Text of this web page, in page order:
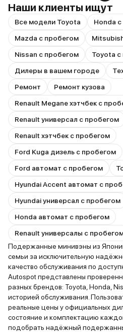
Наши клиенты ищут
Все модели Toyota
Honda
Mazda с пробегом
Nissan с пробегом
Toyota
Дилеры в вашем городе
Ремонт
Ремонт кузова
Renault Megane хэтчбек с
Renault универсал с пробегом
Renault хэтчбек с пробегом
Ford Kuga дизель с пробегом
Ford автомат с пробегом
Hyundai Accent автомат с
Hyundai универсал с пробегом
Honda автомат с пробегом
Renault универсалы с
Подержанные минивэны из
семьи за исключительную
качество обслуживания по
Autospot представлены
разных брендов: Toyota, Honda,
историей обслуживания.
реальные цены у официальных
состояние и комплектацию
подобрать надёжный